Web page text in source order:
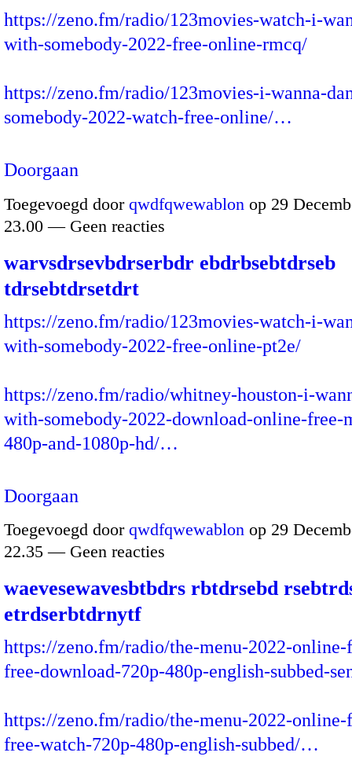
https://zeno.fm/radio/123movies-watch-i-
with-somebody-2022-free-online-rmcq/
https://zeno.fm/radio/123movies-i-wanna-
somebody-2022-watch-free-online/…
Doorgaan
Toegevoegd door qwdfqwewablon op 29
23.00 — Geen reacties
warvsdrsevbdrserbdr ebdrbsebtdrseb
tdrsebtdrsetdrt
https://zeno.fm/radio/123movies-watch-i-
with-somebody-2022-free-online-pt2e/
https://zeno.fm/radio/whitney-houston-i-
with-somebody-2022-download-online-free-
480p-and-1080p-hd/…
Doorgaan
Toegevoegd door qwdfqwewablon op 29
22.35 — Geen reacties
waevesewavesbtbdrs rbtdrsebd
etrdserbtdrnytf
https://zeno.fm/radio/the-menu-2022-
free-download-720p-480p-english-subbed-
https://zeno.fm/radio/the-menu-2022-
free-watch-720p-480p-english-subbed/…